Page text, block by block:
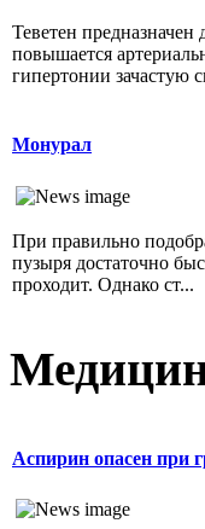
Теветен
повышается
гипертонии зачастую
Монурал
При правильно
пузыря достаточно
проходит. Однако ст...
Аспирин опасен при